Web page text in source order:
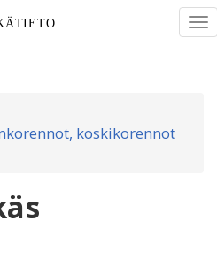
koskikorennot